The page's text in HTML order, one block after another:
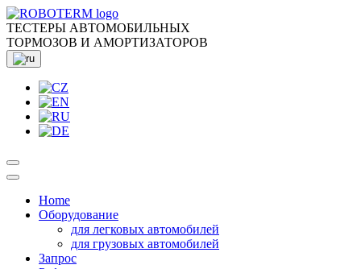
ТЕСТЕРЫ АВТОМОБИЛЬНЫХ
ТОРМОЗОВ И АМОРТИЗАТОРОВ
Home
Оборудование
для легковых автомобилей
для грузовых автомобилей
Запрос